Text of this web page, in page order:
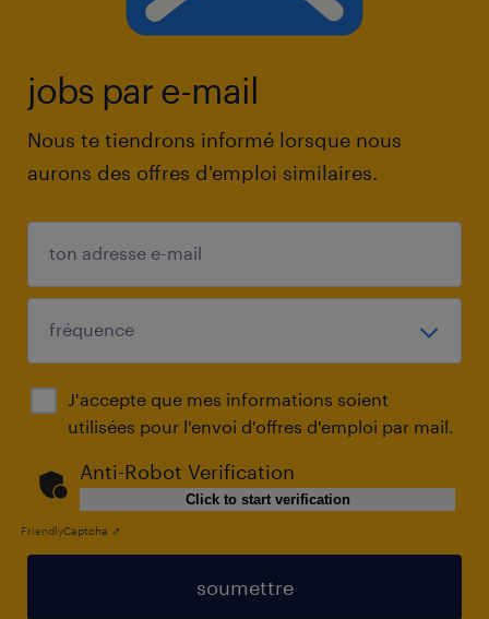
jobs par e-mail
Nous te tiendrons informé lorsque nous
aurons des offres d'emploi similaires.
J'accepte que mes informations soient
utilisées pour l'envoi d'offres d'emploi par mail.
Anti-Robot Verification
Click to start verification
FriendlyCaptcha ⇗
soumettre